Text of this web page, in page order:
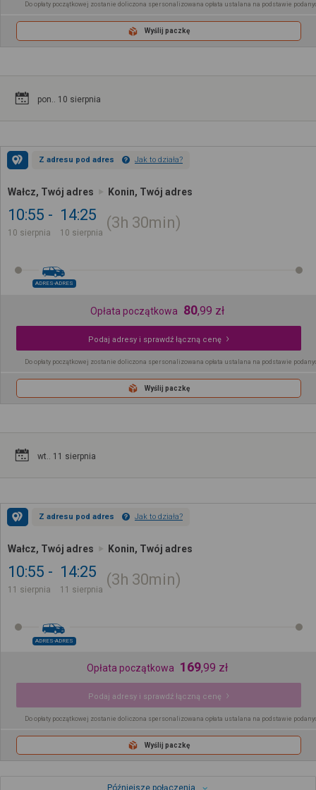
Do opłaty początkowej zostanie doliczona spersonalizowana opłata ustalana na podstawie
Wyślij paczkę
pon.. 10 sierpnia
Z adresu pod adres Jak to działa?
Wałcz, Twój adres Konin, Twój adres
10:55
10 sierpnia
14:25
10 sierpnia
3h 30min
ADRES-ADRES
Opłata początkowa 80,99 zł
Podaj adresy i sprawdź łączną cenę
Do opłaty początkowej zostanie doliczona spersonalizowana opłata ustalana na podstawie
Wyślij paczkę
wt.. 11 sierpnia
Z adresu pod adres Jak to działa?
Wałcz, Twój adres Konin, Twój adres
10:55
11 sierpnia
14:25
11 sierpnia
3h 30min
ADRES-ADRES
Opłata początkowa 169,99 zł
Podaj adresy i sprawdź łączną cenę
Do opłaty początkowej zostanie doliczona spersonalizowana opłata ustalana na podstawie
Wyślij paczkę